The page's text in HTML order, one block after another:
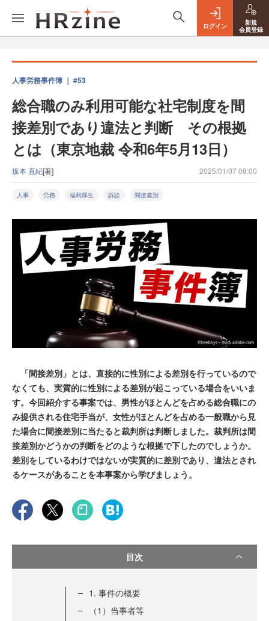
ログイン
新規
会員登録
人事労務事件簿 ｜ #53
総合職のみ利用可能な社宅制度を間
接差別であり違法と判断 その根拠
とは（東京地裁 令和6年5月13日）
坂本 直紀[著] 2025/01/07 08:00
人事 労務 福利厚生 訴訟 間接差別
「間接差別」とは、直接的に性別による差別を行っているので
なくても、実質的に性別による差別が起こっている場合をいいま
す。今回紹介する事案では、男性がほとんどを占める総合職にの
み提供される住宅手当が、女性がほとんどを占める一般職から見
た場合に間接差別に当たると裁判所は判断しました。裁判所は間
接差別かどうかの判断をどのような根拠で下したのでしょうか。
差別をしているわけではないが実質的に差別であり、違法とされ
るケースがあることを本事案から学びましょう。
目次
1. 事件の概要
（1）当事者等